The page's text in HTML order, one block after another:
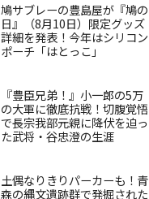
鳩サブレーの豊島屋が『鳩の
日』（8月10日）限定グッズ
詳細を発表！今年はシリコン
ポーチ「はとっこ」
『豊臣兄弟！』小一郎の5万
の大軍に徹底抗戦！切腹覚悟
で長宗我部元親に降伏を迫っ
た武将・谷忠澄の生涯
土偶なりきりパーカーも！青
森の縄文遺跡群で発掘された